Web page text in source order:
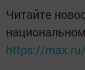
Читайте
https://